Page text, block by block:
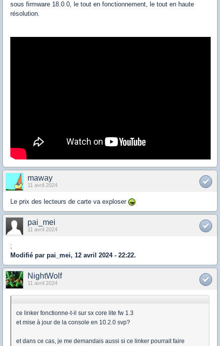
sous firmware 18.0.0, le tout en fonctionnement, le tout en haute
résolution.
maway
11 avril 2024
Le prix des lecteurs de carte va exploser
pai_mei
11 avril 2024
;
Modifié par pai_mei, 12 avril 2024 - 22:22.
NightWolf
11 avril 2024
ce linker fonctionne-t-il sur sx core lite fw 1.3
et mise à jour de la console en 10.2.0 svp?
et dans ce cas, je me demandais aussi si ce linker pourrait faire